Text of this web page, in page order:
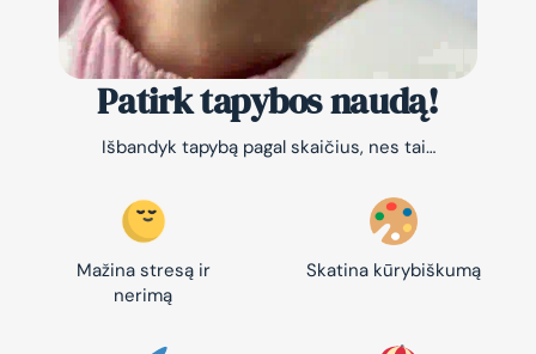
Patirk tapybos naudą!
Išbandyk tapybą pagal skaičius, nes tai…
Mažina stresą ir
nerimą
Skatina kūrybiškumą